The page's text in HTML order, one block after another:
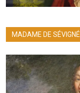
MADAME DE SÉVIGNÉ